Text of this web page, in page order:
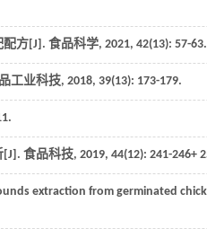
配方[J]. 食品科学, 2021, 42(13): 57-63.
工业科技, 2018, 39(13): 173-179.
.
[J]. 食品科技, 2019, 44(12): 241-246+
extraction from germinated